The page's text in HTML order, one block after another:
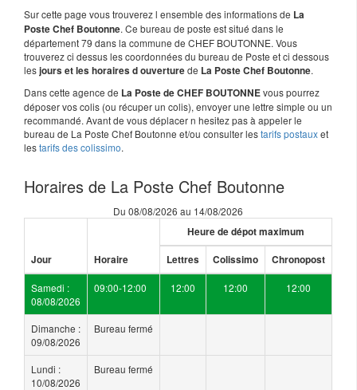
Sur cette page vous trouverez l ensemble des informations de La
Poste Chef Boutonne. Ce bureau de poste est situé dans le
département 79 dans la commune de CHEF BOUTONNE. Vous
trouverez ci dessus les coordonnées du bureau de Poste et ci dessous
lesjours et les horaires d ouverturede La Poste Chef Boutonne.
Dans cette agence de La Poste de CHEF BOUTONNEvous pourrez
déposer vos colis (ou récuper un colis), envoyer une lettre simple ou un
recommandé. Avant de vous déplacer n hesitez pas à appeler le
bureau de La Poste Chef Boutonne et/ou consulter lestarifs postauxet
lestarifs des colissimo.
Horaires de La Poste Chef Boutonne
Du 08/08/2026 au 14/08/2026
Jour Horaire
Heure de dépot maximum
Lettres Colissimo Chronopost
Samedi :
08/08/2026
09:00-12:00 12:00 12:00 12:00
Dimanche :
09/08/2026
Bureau fermé
Lundi :
10/08/2026
Bureau fermé